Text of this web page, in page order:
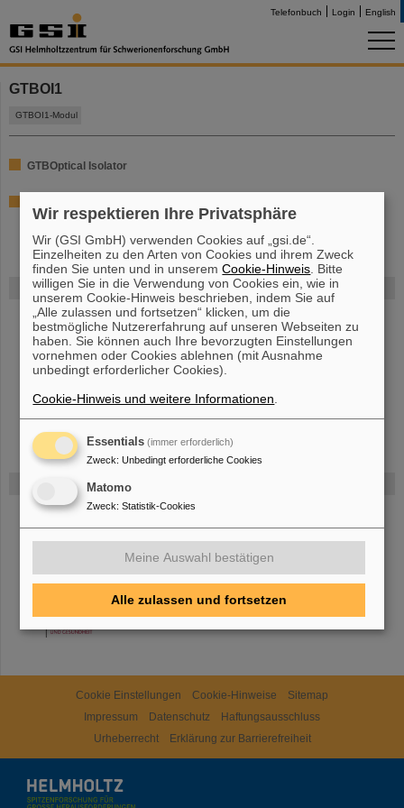
Telefonbuch Login English
FAIR
Bei GSI entsteht das neue Beschleunigerzentrum FAIR.
Erfahren Sie
mehr.
Gefördert von
HMWK
GTBOI1
GTBOI1-Modul
GTBOptical solator
Cookie Einstellungen Cookie-Hinweise
Sitemap
Impressum
Datenschutz
Haftungsausschluss
Urheberrecht
Erklärung zur Barrierefreiheit
Wir respektieren Ihre Privatsphäre
Wir (GSI GmbH) verwenden Cookies auf „gsi.de“.
Einzelheiten zu den Arten von Cookies und ihrem Zweck
finden Sie unten und in unseremCookie-Hinweis . Bitte
willigen Sie in die Verwendung von Cookies ein, wie in
unserem Cookie-Hinweis beschrieben, indem Sie auf
„Alle zulassen und fortsetzen“ klicken, um die
bestmögliche Nutzererfahrung auf unseren Webseiten zu
haben. Sie können auch Ihre bevorzugten Einstellungen
vornehmen oder Cookies ablehnen (mit Ausnahme
unbedingt erforderlicher Cookies).
Cookie-Hinweis und weitere Informationen
Essentials (immer erforderlich)
Zweck: Unbedingt erforderliche Cookies
Matomo
Zweck: Statistik-Cookies
Meine Auswahl bestätigen
Alle zulassen und fortsetzen